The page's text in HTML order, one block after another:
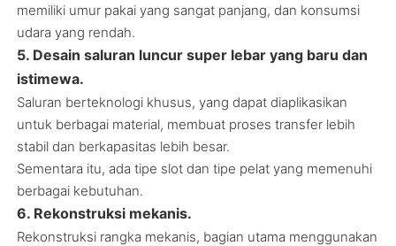
memiliki umur pakai yang sangat panjang, dan konsumsi
udara yang rendah.
5. Desain saluran luncur super lebar yang baru dan
istimewa.
Saluran berteknologi khusus, yang dapat diaplikasikan
untuk berbagai material, membuat proses transfer lebih
stabil dan berkapasitas lebih besar.
Sementara itu, ada tipe slot dan tipe pelat yang memenuhi
berbagai kebutuhan.
6. Rekonstruksi mekanis.
Rekonstruksi rangka mekanis, bagian utama menggunakan